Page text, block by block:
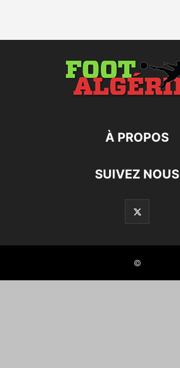
À PROPOS
SUIVEZ NOUS
©